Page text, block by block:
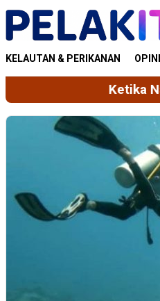
Skip
KELAUTAN & PERIKANAN OPINI
Ketika Natuna Kembali